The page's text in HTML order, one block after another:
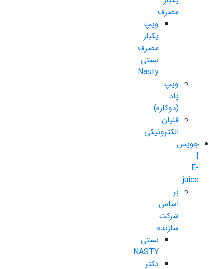
مصرف
ویپ
یکبار
مصرف
نستی
Nasty
ویپ
پاد
(دوکاره)
قلیان
الکترونیکی
جویس
|
E-
juice
بر
اساس
شرکت
سازنده
نستی
NASTY
دکتر